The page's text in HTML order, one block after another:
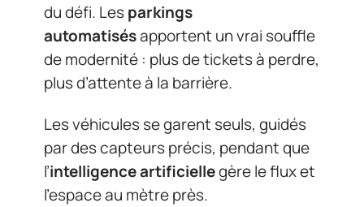
du défi. Lesparkings
automatisésapportent un vrai souffle
de modernité : plus de tickets à perdre,
plus d’attente à la barrière.
Les véhicules se garent seuls, guidés
par des capteurs précis, pendant que
l’intelligence artificiellegère le flux et
l’espace au mètre près.